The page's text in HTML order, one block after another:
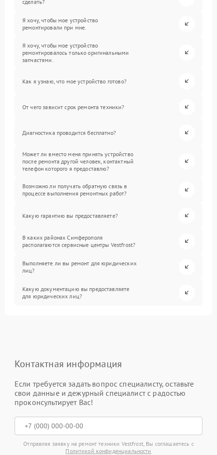
сделать?
Я хочу, чтобы мое устройство
ремонтировали при мне.
Я хочу, чтобы мое устройство
ремонтировалось только оригинальными
запчастями.
Как я узнаю, что мое устройство готово?
От чего зависит срок ремонта техники?
Диагностика проводится бесплатно?
Может ли вместо меня принять устройство
после ремонта другой человек, контактный
телефон которого я предоставлю?
Возможно ли получать обратную связь в
процессе выполнения ремонтных работ?
Какую гарантию вы предоставляете?
В каких районах Симферополя
располагаются сервисные центры Vestfrost?
Выполняете ли вы ремонт для юридических
лиц?
Какую документацию вы предоставляете
для юридических лиц?
Контактная информация
Если требуется задать вопрос специалисту, оставьте
свои данные и дежурный специалист с радостью
проконсультирует Вас!
Отправляя заявку на ремонт техники Vestfrost, Вы соглашаетесь с
Политикой конфиденциальности